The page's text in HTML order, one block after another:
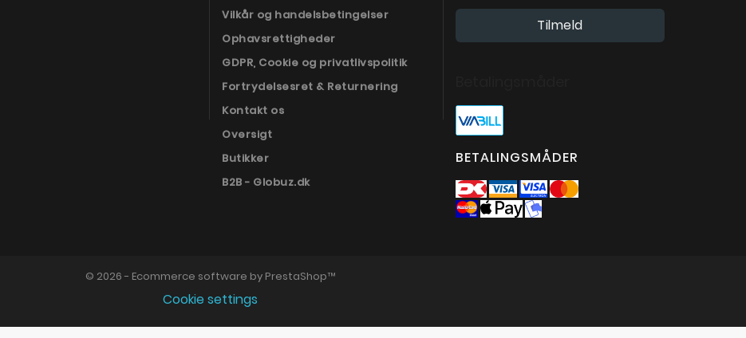
Vilkår og handelsbetingelser
Ophavsrettigheder
GDPR, Cookie og privatlivspolitik
Fortrydelsesret & Returnering
Kontakt os
Oversigt
Butikker
B2B - Globuz.dk
BETALINGSMÅDER
© 2026 - Ecommerce software by PrestaShop™
Cookie settings